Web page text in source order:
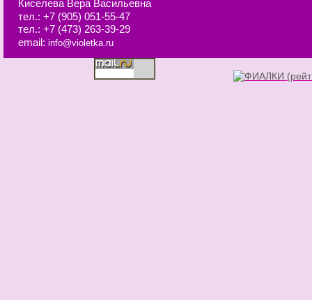
Киселева Вера Васильевна
тел.: +7 (905) 051-55-47
тел.: +7 (473) 263-39-29
email: info@violetka.ru